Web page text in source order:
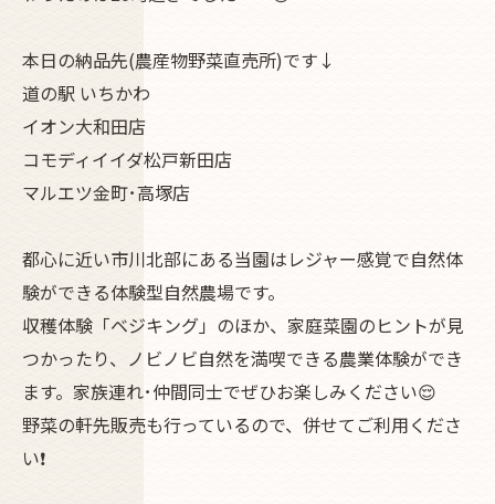
本日の納品先(農産物野菜直売所)です↓
道の駅 いちかわ
イオン大和田店
コモディイイダ松戸新田店
マルエツ金町･高塚店
都心に近い市川北部にある当園はレジャー感覚で自然体
験ができる体験型自然農場です。
収穫体験「ベジキング」のほか、家庭菜園のヒントが見
つかったり、ノビノビ自然を満喫できる農業体験ができ
ます。家族連れ･仲間同士でぜひお楽しみください😌
野菜の軒先販売も行っているので、併せてご利用くださ
い❗